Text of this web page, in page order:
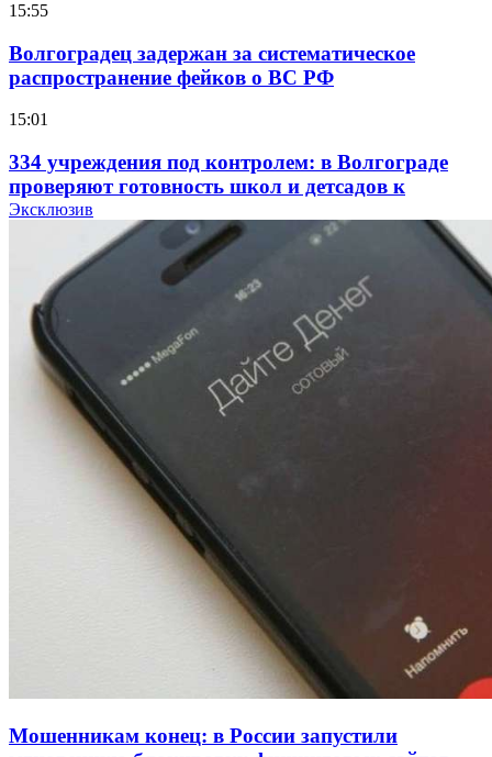
15:55
Волгоградец задержан за систематическое
распространение фейков о ВС РФ
15:01
334 учреждения под контролем: в Волгограде
проверяют готовность школ и детсадов к
учебному году
Покушение на убийство в Волгограде: девушка
напала на незнакомую женщину с ножом
12:39
Сладкий праздник в Волгограде: в Центральном
парке прошёл фестиваль „Арбузный переполох“
Волгоградские компании нарастили экспорт:
заключены контракты на 3,6 млн долларов
Эксклюзив
Мошенникам конец: в России запустили